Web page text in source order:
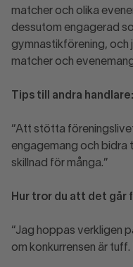
matcher och olika
dessutom engagerad
gymnastikförening, och
matcher och
Tips till andra
“Att stötta
engagemang och bidra
skillnad för många.”
Hur tror du att det går
“Jag hoppas verkligen
om konkurrensen är